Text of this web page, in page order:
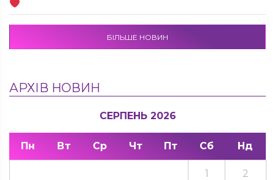
БІЛЬШЕ НОВИН
АРХІВ НОВИН
СЕРПЕНЬ 2026
Пн Вт Ср Чт Пт Сб Нд
1 2